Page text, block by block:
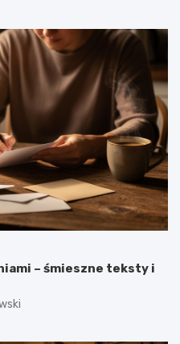
– śmieszne teksty i